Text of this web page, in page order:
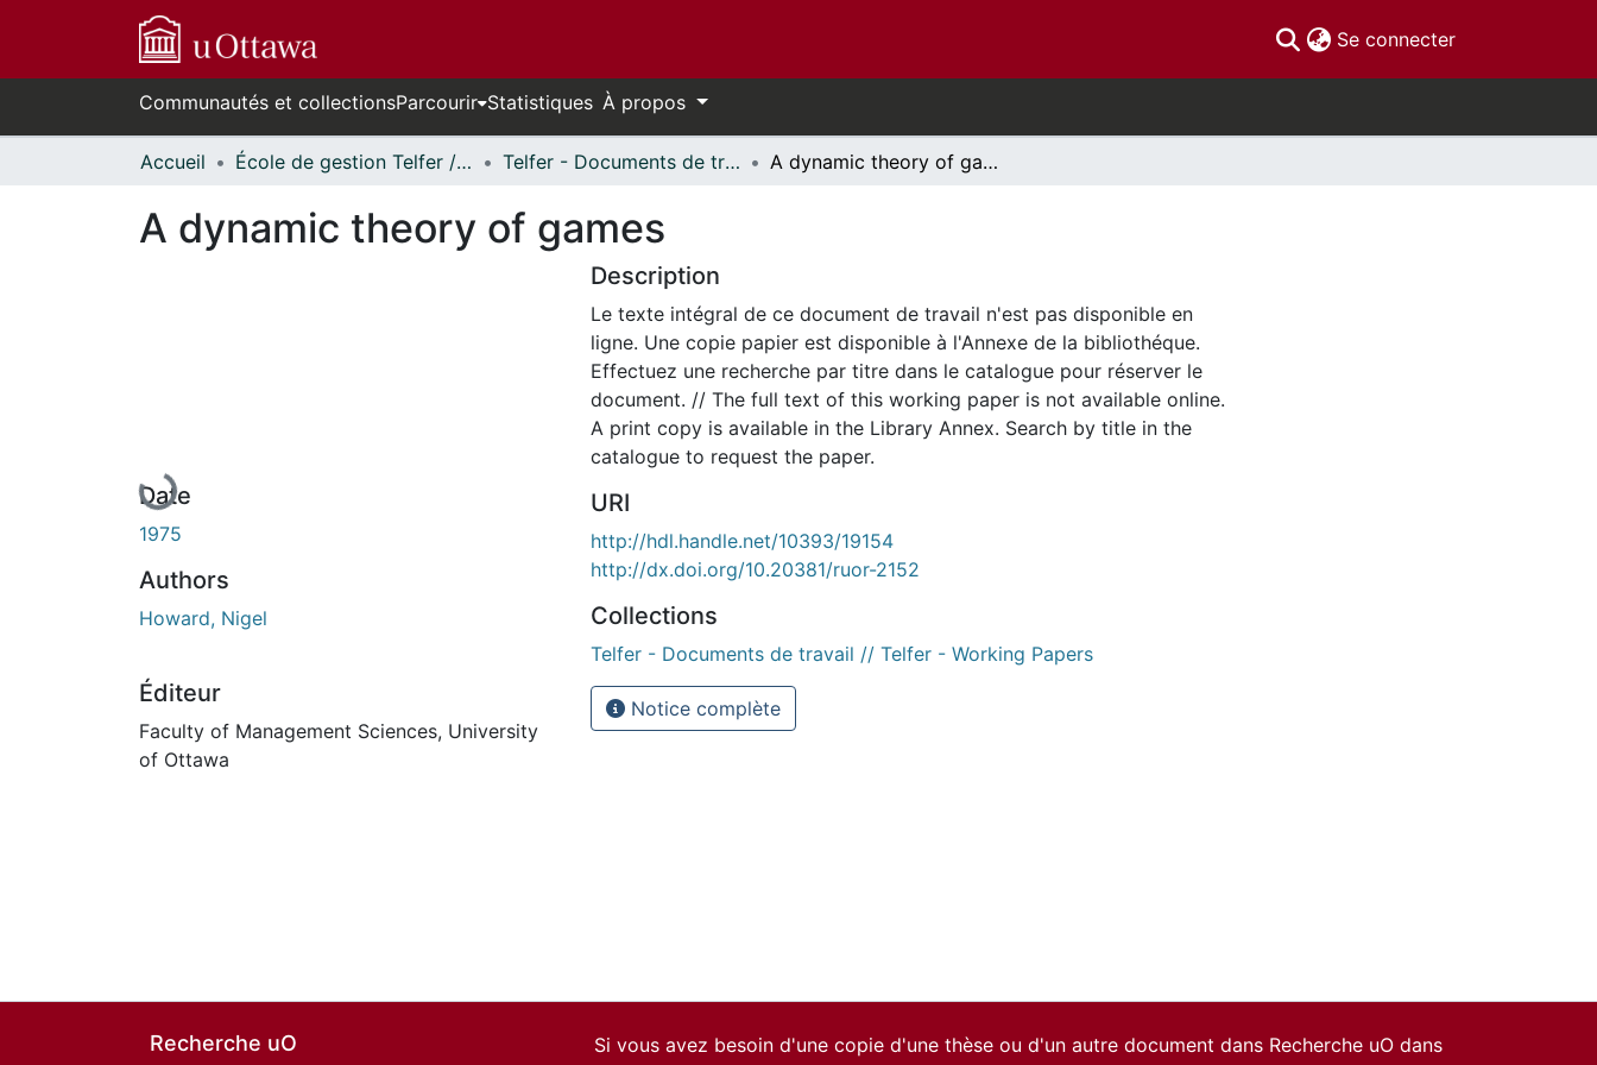
Se connecter(current)
Communautés et collectionsParcourir Statistiques À propos
Accueil École de gestion Telfer // Telfer School of Management Telfer - Documents de travail // Telfer - Working Papers A dynamic theory of games
A dynamic theory of games
En cours de chargement...
Date
1975
Authors
Howard, Nigel
Éditeur
Faculty of Management Sciences, University
of Ottawa
Description
Le texte intégral de ce document de travail n'est pas disponible en
ligne. Une copie papier est disponible à l'Annexe de la bibliothéque.
Effectuez une recherche par titre dans le catalogue pour réserver le
document. // The full text of this working paper is not available online.
A print copy is available in the Library Annex. Search by title in the
catalogue to request the paper.
URI
http://hdl.handle.net/10393/19154
http://dx.doi.org/10.20381/ruor-2152
Collections
Telfer - Documents de travail // Telfer - Working Papers
Notice complète
Recherche uO
Si vous avez besoin d'une copie d'une thèse ou d'un autre document dans Recherche uO dans